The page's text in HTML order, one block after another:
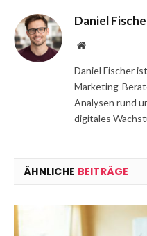
Daniel
Website
Daniel Fischer
Marketing-
Analysen rund
digitales
ÄHNLICHE BEITRÄGE